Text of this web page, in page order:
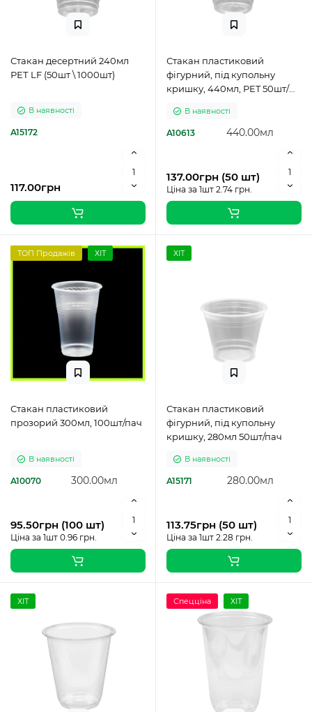
Стакан десертний 240мл
РЕТ LF (50шт \ 1000шт)
В наявності
A15172
117.00грн
Стакан пластиковий
фігурний, під купольну
кришку, 440мл, PET 50шт/
В наявності
A10613 440.00мл
137.00грн (50 шт)
Ціна за 1шт 2.74 грн.
ТОП Продажів ХІТ
Стакан пластиковий
прозорий 300мл, 100шт/пач
В наявності
A10070 300.00мл
95.50грн (100 шт)
Ціна за 1шт 0.96 грн.
ХІТ
Стакан пластиковий
фігурний, під купольну
кришку, 280мл 50шт/пач
В наявності
A15171 280.00мл
113.75грн (50 шт)
Ціна за 1шт 2.28 грн.
ХІТ Спецціна ХІТ